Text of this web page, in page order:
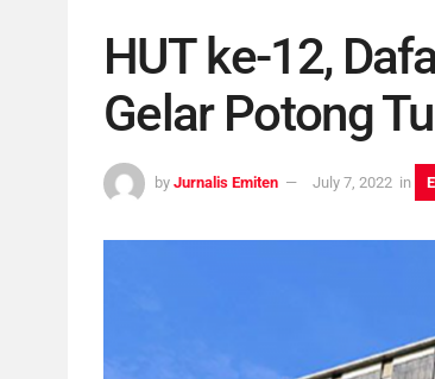
HUT ke-12,
Gelar Potong
by Jurnalis Emiten July 7, 2022 in